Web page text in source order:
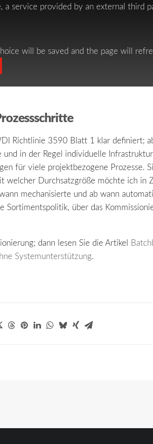
a service provided by an external third
will be saved and the page will
Richtlinie 3590 Blatt 1 klar definiert;
in der Regel individuelle
für viele projektbezogene Prozesse.
welcher Durchsatzgröße möchte ich in
mechanisierte und ab wann
über das
dann lesen Sie die Artikel
Systemunterstützung.